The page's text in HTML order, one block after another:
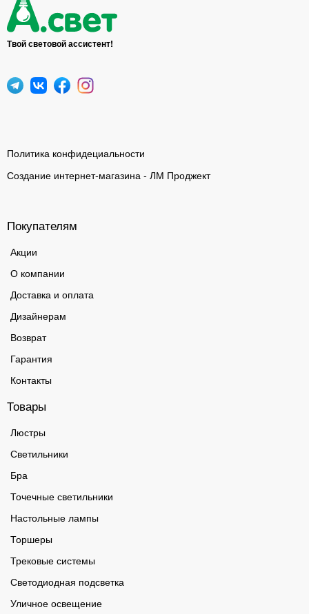
Твой световой ассистент!
Политика конфидециальности
Создание интернет-магазина - ЛМ Проджект
Покупателям
Акции
О компании
Доставка и оплата
Дизайнерам
Возврат
Гарантия
Контакты
Товары
Люстры
Светильники
Бра
Точечные светильники
Настольные лампы
Торшеры
Трековые системы
Светодиодная подсветка
Уличное освещение